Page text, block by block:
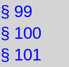
§ 99
§ 100
§ 101